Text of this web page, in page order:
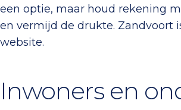
een optie, maar houd rekening
en vermijd de drukte. Zandvoort
website.
Inwoners en